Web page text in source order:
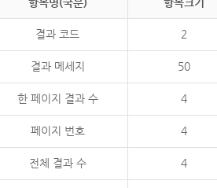
결과 코드 2
결과 메세지 50
한 페이지 결과 수 4
페이지 번호 4
전체 결과 수 4